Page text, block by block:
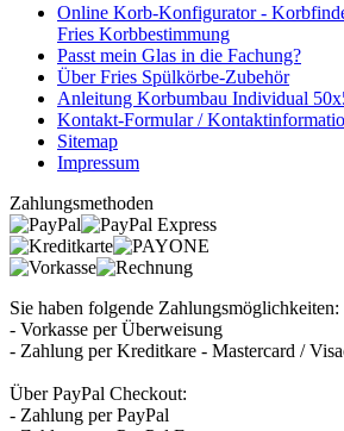
Online Korb-Konfigurator -
Fries Korbbestimmung
Passt mein Glas in die Fachung?
Über Fries Spülkörbe-Zubehör
Anleitung Korbumbau Individual
Kontakt-Formular /
Sitemap
Impressum
Zahlungsmethoden
Sie haben folgende Zahlungsmöglichkeiten:
- Vorkasse per Überweisung
- Zahlung per Kreditkare - Mastercard /
Über PayPal Checkout:
- Zahlung per PayPal